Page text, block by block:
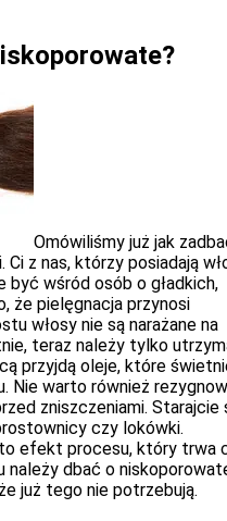
Omówiliśmy już jak
z nas, którzy posiadają
wśród osób o gładkich,
że pielęgnacja przynosi
włosy nie są narażane na
teraz należy tylko
przyjdą oleje, które
Nie warto również
zniszczeniami. Starajcie
czy lokówki.
efekt procesu, który trwa
należy dbać o
już tego nie potrzebują.